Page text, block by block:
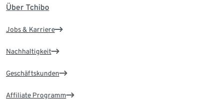
Über Tchibo
Jobs & Karriere
Nachhaltigkeit
Geschäftskunden
Affiliate Programm